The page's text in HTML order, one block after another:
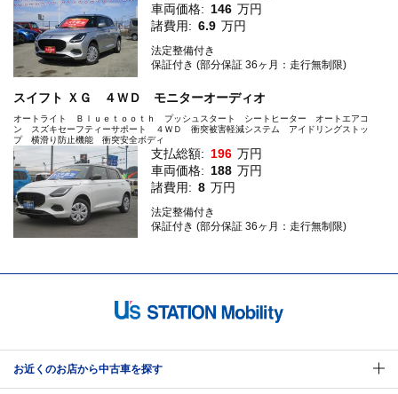
車両価格: 146 万円
諸費用: 6.9 万円
法定整備付き
保証付き (部分保証 36ヶ月：走行無制限)
スイフト ＸＧ ４ＷＤ モニターオーディオ
オートライト Ｂｌｕｅｔｏｏｔｈ プッシュスタート シートヒーター オートエアコ
ン スズキセーフティーサポート ４ＷＤ 衝突被害軽減システム アイドリングストッ
プ 横滑り防止機能 衝突安全ボディ
支払総額: 196 万円
車両価格: 188 万円
諸費用: 8 万円
法定整備付き
保証付き (部分保証 36ヶ月：走行無制限)
お近くのお店から中古車を探す